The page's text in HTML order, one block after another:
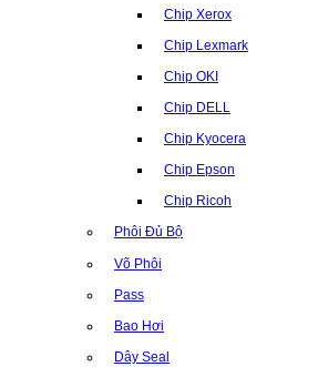
Chip Xerox
Chip Lexmark
Chip OKI
Chip DELL
Chip Kyocera
Chip Epson
Chip Ricoh
Phôi Đủ Bộ
Võ Phôi
Pass
Bao Hơi
Dây Seal